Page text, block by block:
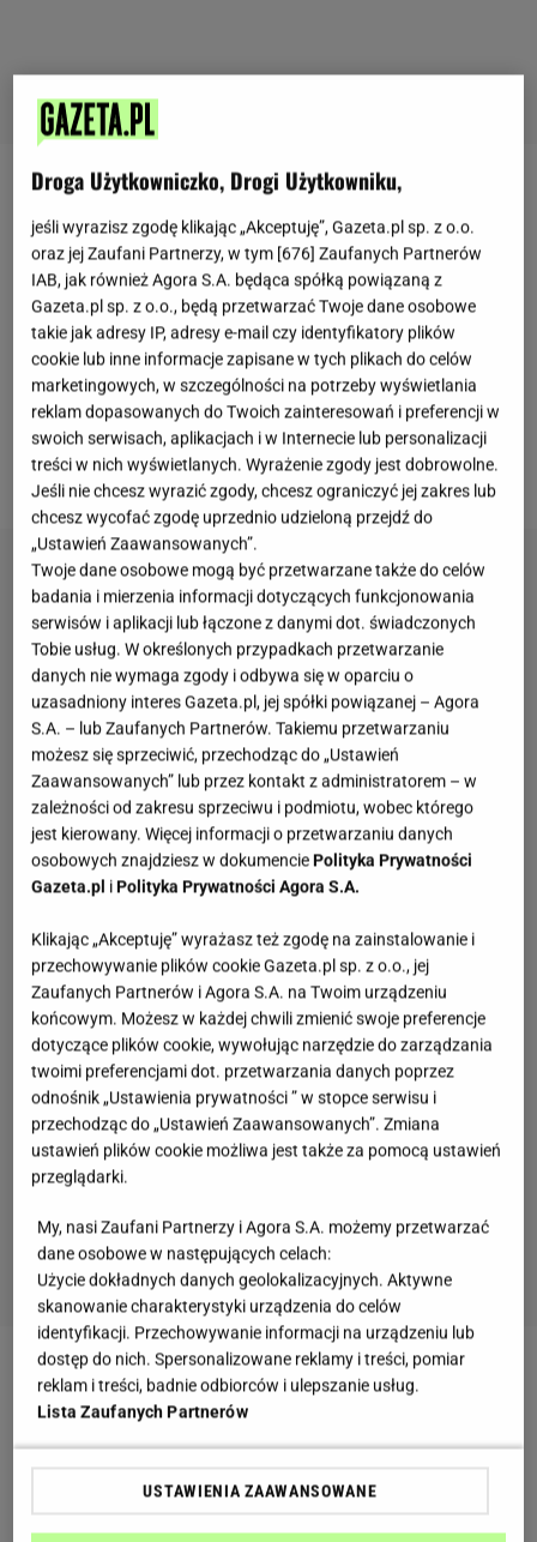
Kremowemakaronyz dodatkiem orzechów świetnie
sprawdzają się wtedy, gdy potrzebny jest szybki i
konkretnyobiad. Chrupiące dodatki przełamują
delikatny sos i sprawiają, że danie nie jest nudne.
tym przepisie ważną rolę odgrywa świeży szpinak,
który dodaje lekkości i dobrze komponuje się ze
śmietanką oraz parmezanem.To prostypomysłna
domowy obiad, który robi wrażenie smakiem mimo
niewielkiej liczby składników.
Zobacz wideoSycące spaghetti alla puttanesca
Makaron z orzeszkami najlepiej smakuje z
kremowym sosem i świeżym szpinakiem.
Chrupiące dodatki sprawiają, że całe danie staje się
Droga Użytkowniczko, Drogi Użytkowniku,
jeśli wyrazisz zgodę klikając „Akceptuję”, Gazeta.pl sp. z o.o.
oraz jej Zaufani Partnerzy, w tym [676] Zaufanych Partnerów
IAB, jak również Agora S.A. będąca spółką powiązaną z
Gazeta.pl sp. z o.o., będą przetwarzać Twoje dane osobowe
takie jak adresy IP, adresy e-mail czy identyfikatory plików
cookie lub inne informacje zapisane w tych plikach do celów
marketingowych, w szczególności na potrzeby wyświetlania
reklam dopasowanych do Twoich zainteresowań i preferencji w
swoich serwisach, aplikacjach i w Internecie lub personalizacji
treści w nich wyświetlanych. Wyrażenie zgody jest dobrowolne.
Jeśli nie chcesz wyrazić zgody, chcesz ograniczyć jej zakres lub
chcesz wycofać zgodę uprzednio udzieloną przejdź do
„Ustawień Zaawansowanych”.
Twoje dane osobowe mogą być przetwarzane także do celów
badania i mierzenia informacji dotyczących funkcjonowania
serwisów i aplikacji lub łączone z danymi dot. świadczonych
Tobie usług. W określonych przypadkach przetwarzanie
danych nie wymaga zgody i odbywa się w oparciu o
uzasadniony interes Gazeta.pl, jej spółki powiązanej – Agora
S.A. – lub Zaufanych Partnerów. Takiemu przetwarzaniu
możesz się sprzeciwić, przechodząc do „Ustawień
Zaawansowanych” lub przez kontakt z administratorem – w
zależności od zakresu sprzeciwu i podmiotu, wobec którego
jest kierowany. Więcej informacji o przetwarzaniu danych
osobowych znajdziesz w dokumencie Polityka Prywatności
Gazeta.pl i Polityka Prywatności Agora S.A.
Klikając „Akceptuję” wyrażasz też zgodę na zainstalowanie i
przechowywanie plików cookie Gazeta.pl sp. z o.o., jej
Zaufanych Partnerów i Agora S.A. na Twoim urządzeniu
końcowym. Możesz w każdej chwili zmienić swoje preferencje
dotyczące plików cookie, wywołując narzędzie do zarządzania
twoimi preferencjami dot. przetwarzania danych poprzez
odnośnik „Ustawienia prywatności ” w stopce serwisu i
przechodząc do „Ustawień Zaawansowanych”. Zmiana
ustawień plików cookie możliwa jest także za pomocą ustawień
przeglądarki.
My, nasi Zaufani Partnerzy i Agora S.A. możemy przetwarzać
dane osobowe w następujących celach:
Użycie dokładnych danych geolokalizacyjnych. Aktywne
skanowanie charakterystyki urządzenia do celów
identyfikacji. Przechowywanie informacji na urządzeniu lub
dostęp do nich. Spersonalizowane reklamy i treści, pomiar
reklam i treści, badnie odbiorców i ulepszanie usług.
Lista Zaufanych Partnerów
USTAWIENIA ZAAWANSOWANE